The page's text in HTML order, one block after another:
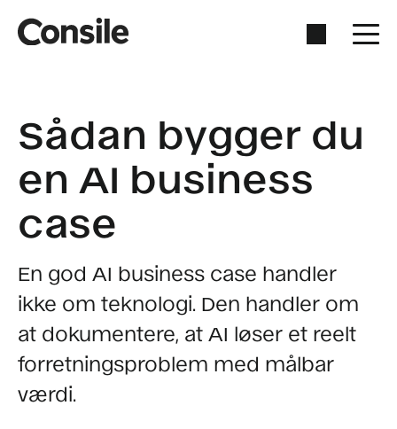
Sådan bygger du
en AI business
case
En god AI business case handler
ikke om teknologi. Den handler om
at dokumentere, at AI løser et reelt
forretningsproblem med målbar
værdi.